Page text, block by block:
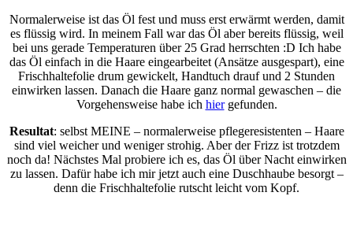
Normalerweise ist das Öl fest und muss erst erwärmt werden, damit
es flüssig wird. In meinem Fall war das Öl aber bereits flüssig, weil
bei uns gerade Temperaturen über 25 Grad herrschten :D Ich habe
das Öl einfach in die Haare eingearbeitet (Ansätze ausgespart), eine
Frischhaltefolie drum gewickelt, Handtuch drauf und 2 Stunden
einwirken lassen. Danach die Haare ganz normal gewaschen – die
Vorgehensweise habe ich hiergefunden.
Resultat: selbst MEINE – normalerweise pflegeresistenten – Haare
sind viel weicher und weniger strohig. Aber der Frizz ist trotzdem
noch da! Nächstes Mal probiere ich es, das Öl über Nacht einwirken
zu lassen. Dafür habe ich mir jetzt auch eine Duschhaube besorgt –
denn die Frischhaltefolie rutscht leicht vom Kopf.